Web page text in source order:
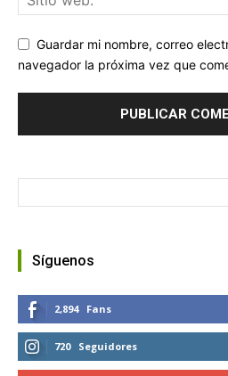
Guardar mi nombre, correo
navegador la próxima vez que
Síguenos
2,894 Fans
720 Seguidores